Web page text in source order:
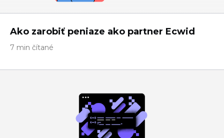
Ako zarobiť peniaze ako partner Ecwid
7 min čítané